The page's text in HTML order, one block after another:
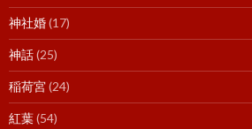
神社婚(17)
神話(25)
稲荷宮(24)
紅葉(54)